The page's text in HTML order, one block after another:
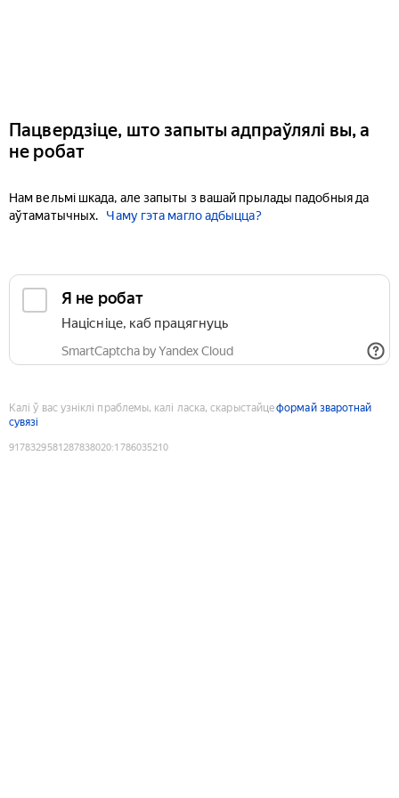
Пацвердзіце, што запыты адпраўлялі вы, а
не робат
Нам вельмі шкада, але запыты з вашай прылады падобныя да
аўтаматычных.
Чаму гэта магло адбыцца?
Я не робат
Націсніце, каб працягнуць
SmartCaptcha by Yandex Cloud
Калі ў вас узніклі праблемы, калі ласка, скарыстайцеформай зваротнай
сувязі
9178329581287838020:1786035210